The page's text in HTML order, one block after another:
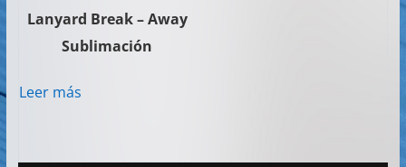
Lanyard Break – Away
Sublimación
Leer más